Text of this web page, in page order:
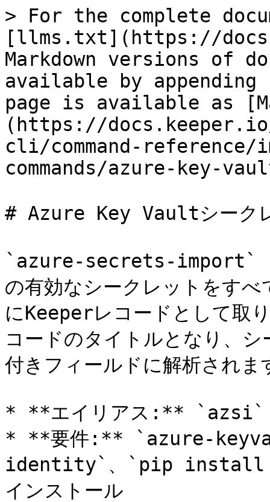
> For the complete
[llms.txt](https://
Markdown versions of
available by
page is available as
(https://docs.keeper.io/
cli/command-
commands/azure-key-
# Azure Key Vaultシーク
`azure-secrets-import`
の有効なシークレットをす
にKeeperレコードとして取
コードのタイトルとなり、
付きフィールドに解析されま
* **エイリアス:** `azsi`
* **要件:** `azure-
identity`、`pip install
インストール